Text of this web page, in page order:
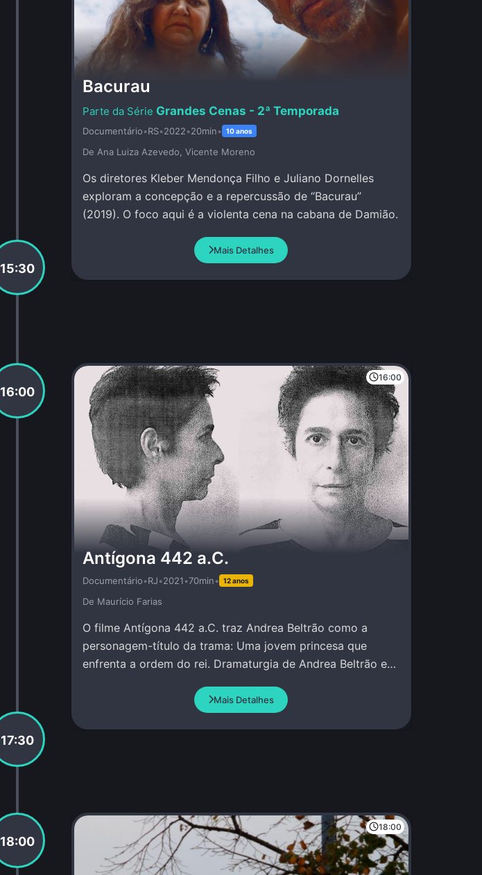
Bacurau
Grandes Cenas - 2ª Temporada
Documentário•RS•2022•20min• 10 anos
De Ana Luiza Azevedo, Vicente Moreno
Os diretores Kleber Mendonça Filho e Juliano Dornelles
exploram a concepção e a repercussão de “Bacurau”
(2019). O foco aqui é a violenta cena na cabana de Damião.
Mais Detalhes
15:30
16:00
16:00
Antígona 442 a.C.
Documentário•RJ•2021•70min• 12 anos
De Maurí­cio Farias
O filme Antígona 442 a.C. traz Andrea Beltrão como a
personagem-título da trama: Uma jovem princesa que
enfrenta a ordem do rei. Dramaturgia de Andrea Beltrão e
Mais Detalhes
17:30
18:00
18:00